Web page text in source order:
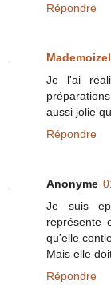
Répondre
Je l'ai
aussi jolie
Répondre
Anonyme
Je suis
représente
qu'elle
Mais elle
Répondre